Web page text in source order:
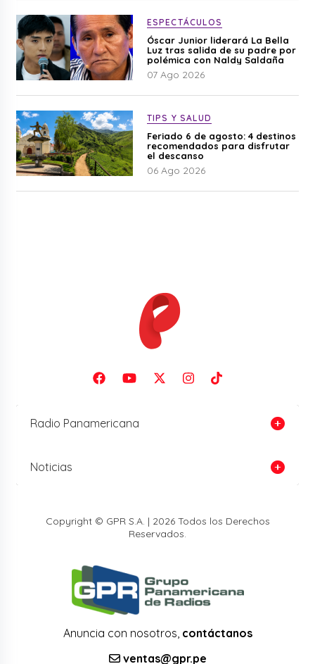
ESPECTÁCULOS
Óscar Junior liderará La Bella
Luz tras salida de su padre por
polémica con Naldy Saldaña
07 Ago 2026
TIPS Y SALUD
Feriado 6 de agosto: 4 destinos
recomendados para disfrutar
el descanso
06 Ago 2026
Radio Panamericana
Noticias
Copyright © GPR S.A. | 2026 Todos los Derechos
Reservados.
Anuncia con nosotros, contáctanos
ventas@gpr.pe